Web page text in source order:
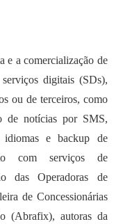
e a comercialização de
digitais (SDs),
ou de terceiros, como
de notícias por SMS,
idiomas e backup de
com serviços de
das Operadoras de
de Concessionárias
(Abrafix), autoras da